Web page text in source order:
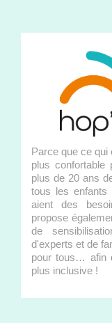
Parce que ce
plus confortable
plus de 20 ans
tous les enfants
aient des
propose
de
d'experts et de
pour tous… afin
plus inclusive !